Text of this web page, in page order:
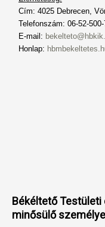
Cím: 4025 Debrecen,
Telefonszám: 06-52-
E-mail:
Honlap:
Békéltető
minősülő